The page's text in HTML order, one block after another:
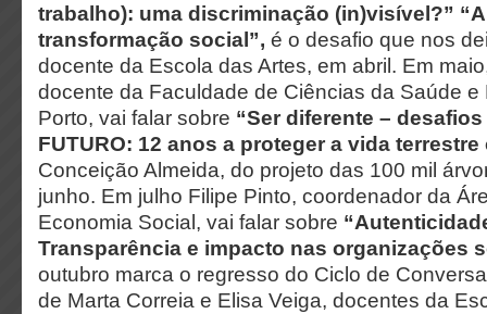
trabalho): uma discriminação (in)visível?”
transformação social”, é o desafio que nos
docente da Escola das Artes, em abril. Em
docente da Faculdade de Ciências da Saúde e
Porto, vai falar sobre “Ser diferente –
FUTURO: 12 anos a proteger a vida
Conceição Almeida, do projeto das 100 mil
junho. Em julho Filipe Pinto, coordenador da
Economia Social, vai falar sobre
Transparência e impacto nas organizações
outubro marca o regresso do Ciclo de
de Marta Correia e Elisa Veiga, docentes da